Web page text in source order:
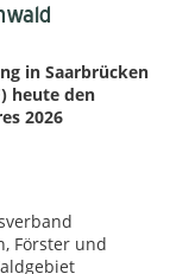
in Saarbrücken
heute den
2026
Förster und